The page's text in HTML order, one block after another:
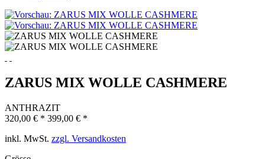
ZARUS MIX WOLLE CASHMERE
ANTHRAZIT
320,00 € * 399,00 € *
inkl. MwSt. zzgl. Versandkosten